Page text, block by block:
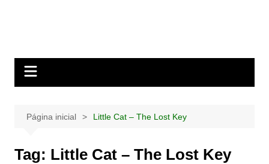
Página inicial Little Cat – The Lost Key
Tag: Little Cat – The Lost Key